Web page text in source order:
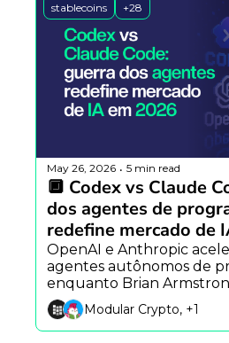
stablecoins +28
May 26, 2026 • 5 min read
🔲 Codex vs Claude
dos agentes de
redefine mercado de
OpenAI e Anthropic
agentes autônomos de
enquanto Brian
finanças totalmente
Buterin defende IA
blockchain.
Modular Crypto, +1